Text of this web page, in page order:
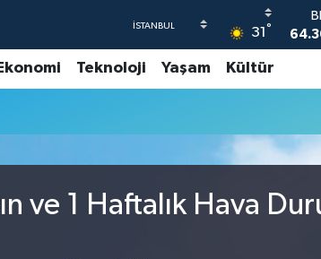
31 °
Ekonomi Teknoloji Yaşam Kültür
ve 1 Haftalık Hava